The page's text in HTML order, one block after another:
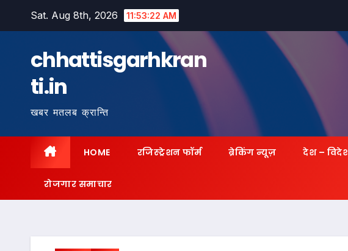
Sat. Aug 8th, 2026 11:53:23 AM
chhattisgarhkran
ti.in
खबर मतलब क्रान्ति
HOME रजिस्ट्रेशन फॉर्म ब्रेकिंग न्यूज़ देश –
रोजगार समाचार